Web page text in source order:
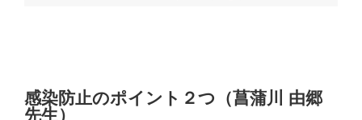
感染防止のポイント２つ（菖蒲川 由郷
先生）